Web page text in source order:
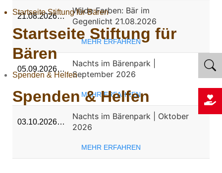
Startseite Stiftung für Bären
Startseite Stiftung für
Bären
Spenden & Helfen
Spenden & Helfen
21.08.2026…
Wilde Farben: Bär im
Gegenlicht 21.08.2026
MEHR ERFAHREN
05.09.2026…
Nachts im Bärenpark |
September 2026
MEHR ERFAHREN
03.10.2026…
Nachts im Bärenpark | Oktober
2026
MEHR ERFAHREN